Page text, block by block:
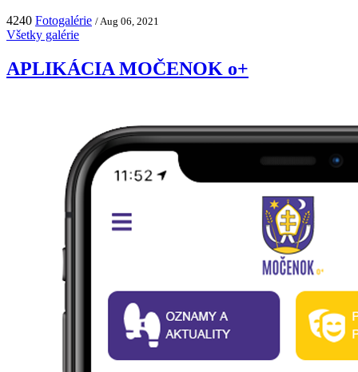
4240 Fotogalérie / Aug 06, 2021
Všetky galérie
APLIKÁCIA MOČENOK o+